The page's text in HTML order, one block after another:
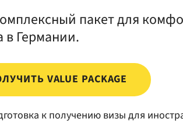
пакет для
в Германии.
VALUE PACKAGE
к получению визы для